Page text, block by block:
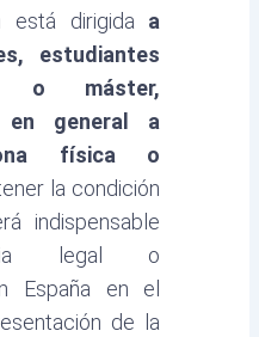
está dirigida a
estudiantes
o máster,
en general a
física o
la condición
indispensable
legal o
España en el
de la